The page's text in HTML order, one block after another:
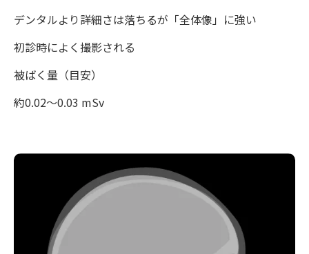
デンタルより詳細さは落ちるが「全体像」に強い
初診時によく撮影される
被ばく量（目安）
約0.02〜0.03 mSv